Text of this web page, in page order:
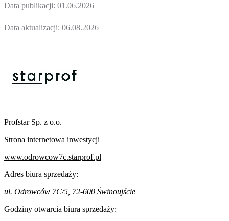
Data publikacji: 01.06.2026
Data aktualizacji: 06.08.2026
Profstar Sp. z o.o.
Strona internetowa inwestycji
www.odrowcow7c.starprof.pl
Adres biura sprzedaży:
ul. Odrowców 7C/5, 72-600 Świnoujście
Godziny otwarcia biura sprzedaży: